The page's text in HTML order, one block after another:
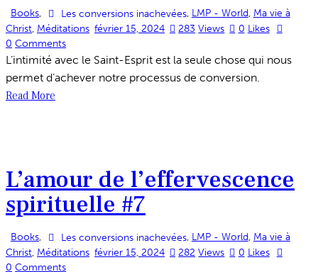
Books, Les conversions inachevées, LMP - World, Ma vie à
Christ, Méditations février 15, 2024 283 Views 0 Likes
0 Comments
L’intimité avec le Saint-Esprit est la seule chose qui nous
permet d’achever notre processus de conversion.
Read More
L’amour de l’effervescence
spirituelle #7
Books, Les conversions inachevées, LMP - World, Ma vie à
Christ, Méditations février 15, 2024 282 Views 0 Likes
0 Comments